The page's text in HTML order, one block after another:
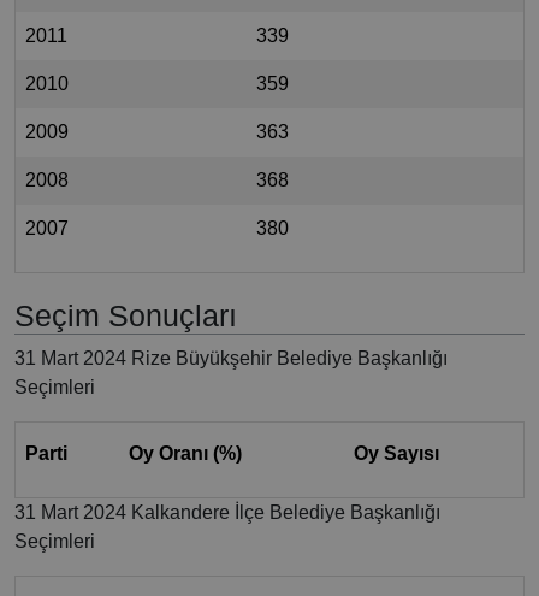
2011 339
2010 359
2009 363
2008 368
2007 380
Seçim Sonuçları
31 Mart 2024 Rize Büyükşehir Belediye Başkanlığı
Seçimleri
Parti Oy Oranı (%) Oy Sayısı
31 Mart 2024 Kalkandere İlçe Belediye Başkanlığı
Seçimleri